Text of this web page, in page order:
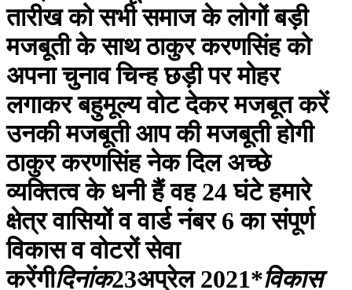
तारीख को सभी समाज के लोगों बड़ी
मजबूती के साथ ठाकुर करणसिंह को
अपना चुनाव चिन्ह छड़ी पर मोहर
लगाकर बहुमूल्य वोट देकर मजबूत करें
उनकी मजबूती आप की मजबूती होगी
ठाकुर करणसिंह नेक दिल अच्छे
व्यक्तित्व के धनी हैं वह 24 घंटे हमारे
क्षेत्र वासियों व वार्ड नंबर 6 का संपूर्ण
विकास व वोटरों सेवा
करेंगीदिनांक23अप्रेल 2021*विकास